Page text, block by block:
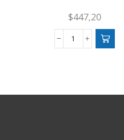
$447,20
GOMA
X10